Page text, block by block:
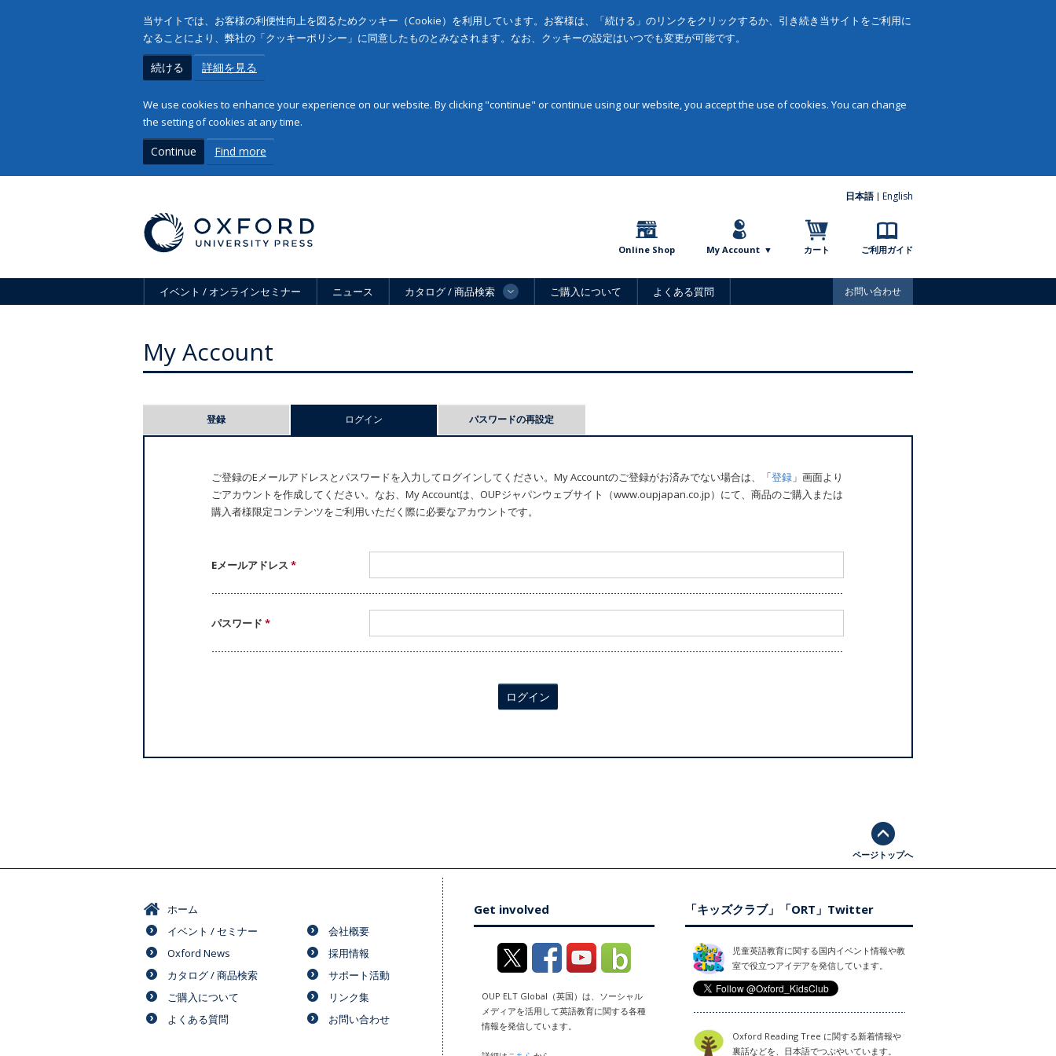
当サイトでは、お客様の利便性向上を図るためクッキー（Cookie）を利用しています。お客様は、「続ける」のリンクをクリックするか、引き続き当サイトをご利用に
なることにより、弊社の「クッキーポリシー」に同意したものとみなされます。なお、クッキーの設定はいつでも変更が可能です。
続ける 詳細を見る
We use cookies to enhance your experience on our website. By clicking "continue" or continue using our website, you accept the use of cookies. You can change
the setting of cookies at any time.
Continue Find more
日本語 English
Online Shop My Account カート ご利用ガイド
イベント / オンラインセミナー ニュース カタログ / 商品検索 ご購入について よくある質問 お問い合わせ
My Account
登録 ログイン パスワードの再設定
ご登録のEメールアドレスとパスワードを入力してログインしてください。My Accountのご登録がお済みでない場合は、「登録 」画面より
ごアカウントを作成してください。なお、My Accountは、OUPジャパンウェブサイト（www.oupjapan.co.jp）にて、商品のご購入または
購入者様限定コンテンツをご利用いただく際に必要なアカウントです。
Eメールアドレス*
パスワード*
ログイン
ページトップへ
ホーム
イベント / セミナー
Oxford News
カタログ / 商品検索
ご購入について
よくある質問
会社概要
採用情報
サポート活動
リンク集
お問い合わせ
Get involved
OUP ELT Global（英国）は、ソーシャル
メディアを活用して英語教育に関する各種
情報を発信しています。
「キッズクラブ」「ORT」Twitter
児童英語教育に関する国内イベント情報や教
室で役立つアイデアを発信しています。
Oxford Reading Tree に関する新着情報や
裏話などを、日本語でつぶやいています。